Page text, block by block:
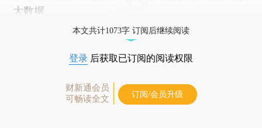
大数据。
本文共计1073字 订阅后继续阅读
登录 后获取已订阅的阅读权限
财新通会员
可畅读全文
订阅/会员升级